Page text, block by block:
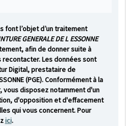
font l’objet d’un traitement
GENERALE DE L ESSONNE
afin de donner suite à
Les données sont
Digital, prestataire de
(PGE). Conformément à la
vous disposez notamment d'un
d'opposition et d'effacement
qui vous concernent. Pour
ici.